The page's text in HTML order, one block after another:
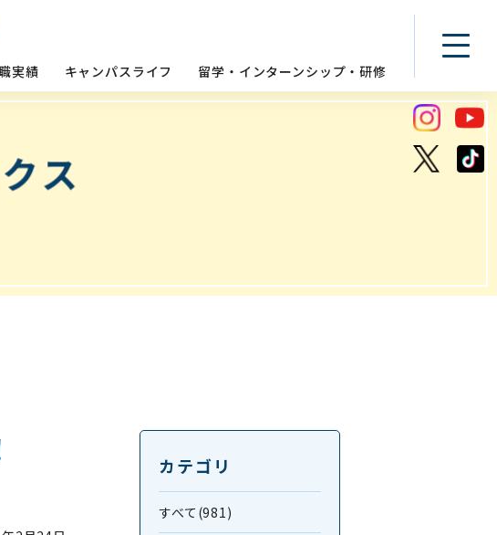
実績 キャンパスライフ 留学・インターンシップ・研修
ス
カテゴリ
すべて(981)